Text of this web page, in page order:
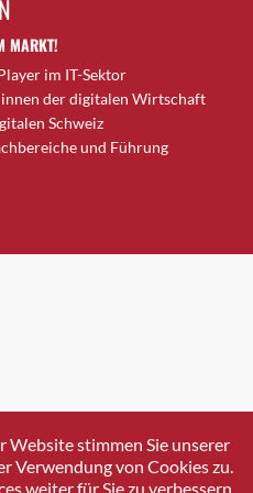
MARKT!
im IT-Sektor
der digitalen Wirtschaft
Schweiz
und Führung
Website stimmen Sie unserer
Verwendung von Cookies zu.
weiter für Sie zu verbessern.